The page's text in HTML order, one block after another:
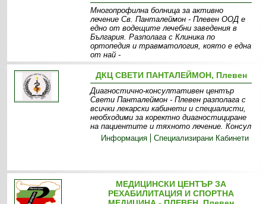
Многопрофилна болница за активно
лечение Св. Панталеймон - Плевен ООД е
едно от водещите лечебни заведения в
България. Разполага с Клиника по
ортопедия и травматология, която е една
от най -
ДКЦ СВЕТИ ПАНТАЛЕЙМОН, Плевен
Диагностично-консултативен център
Свети Панталеймон - Плевен разполага с
всички лекарски кабинети и специалисти,
необходими за коректно диагностициране
на пациентите и тяхното лечение. Консул
Информация
Специализирани Кабинети
МЕДИЦИНСКИ ЦЕНТЪР ЗА
РЕХАБИЛИТАЦИЯ И СПОРТНА